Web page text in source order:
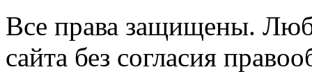
Все права защищены.
сайта без согласия